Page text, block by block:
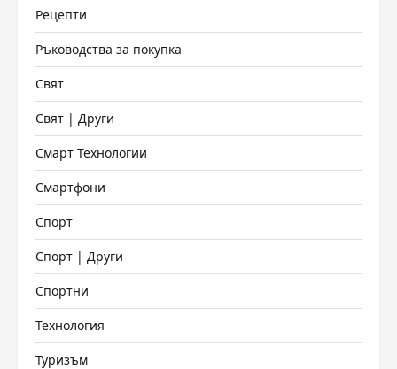
Рецепти
Ръководства за покупка
Свят
Свят | Други
Смарт Технологии
Смартфони
Спорт
Спорт | Други
Спортни
Технология
Туризъм